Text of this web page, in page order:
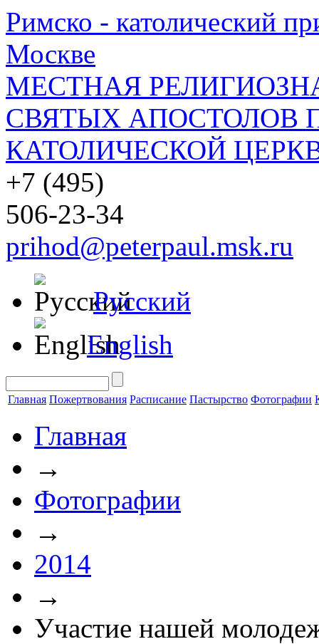
Римско - католический
Москве
МЕСТНАЯ
СВЯТЫХ АПОСТОЛОВ
КАТОЛИЧЕСКОЙ
+7 (495)
506-23-34
prihod@peterpaul.msk.ru
Русский
English
Главная Пожертвования Расписание Пастырство Фотографии
Главная
→
Фотографии
→
2014
→
Участие нашей